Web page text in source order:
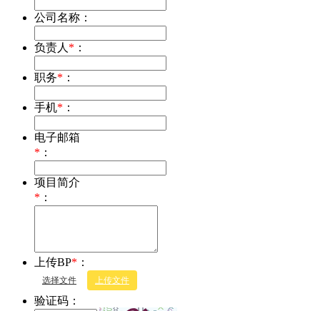
公司名称：
负责人 * ：
职务* ：
手机* ：
电子邮箱
* ：
项目简介
* ：
上传BP* ：
选择文件 上传文件
验证码：